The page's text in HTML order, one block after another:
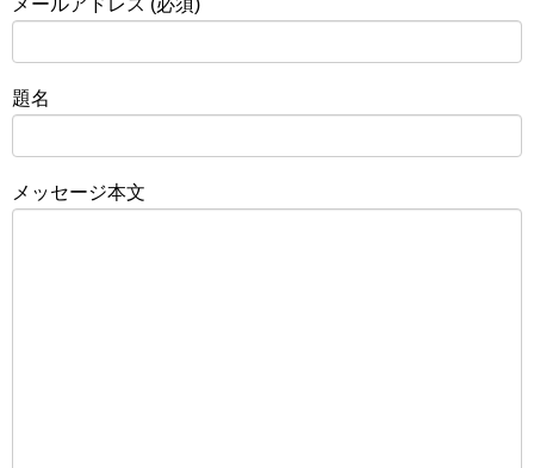
メールアドレス (必須)
題名
メッセージ本文